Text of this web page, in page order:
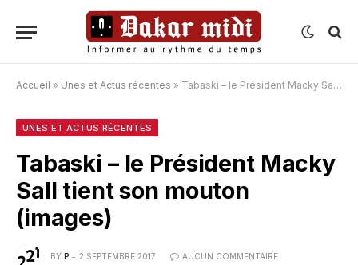
Accueil » Unes et Actus récentes » Tabaski – le Président Macky Sall tient son mouton (images)
UNES ET ACTUS RÉCENTES
Tabaski – le Président Macky
Sall tient son mouton
(images)
BY P 2 SEPTEMBRE 2017 AUCUN COMMENTAIRE